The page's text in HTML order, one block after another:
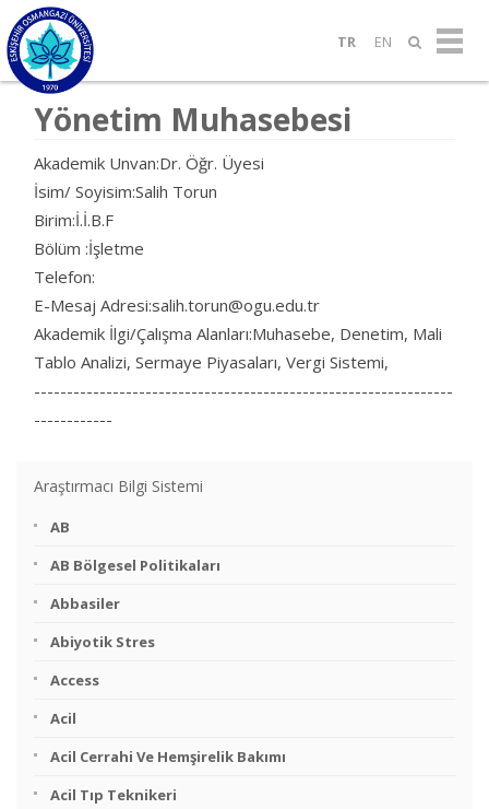
TR EN
Yönetim Muhasebesi
Akademik Unvan:Dr. Öğr. Üyesi
İsim/ Soyisim:Salih Torun
Birim:İ.İ.B.F
Bölüm :İşletme
Telefon:
E-Mesaj Adresi:salih.torun@ogu.edu.tr
Akademik İlgi/Çalışma Alanları:Muhasebe, Denetim, Mali
Tablo Analizi, Sermaye Piyasaları, Vergi Sistemi,
----------------------------------------------------------------
------------
Araştırmacı Bilgi Sistemi
AB
AB Bölgesel Politikaları
Abbasiler
Abiyotik Stres
Access
Acil
Acil Cerrahi Ve Hemşirelik Bakımı
Acil Tıp Teknikeri